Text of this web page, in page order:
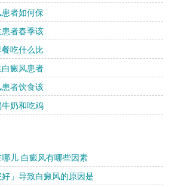
者如何保
者春季该
吃什么比
癜风患者
者饮食该
奶和吃鸡
儿 白癜风有哪些因素
」导致白癜风的原因是